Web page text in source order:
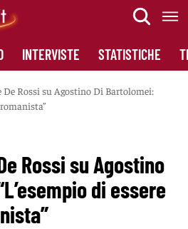
INTERVISTE STATISTICHE
De Rossi su Agostino Di Bartolomei:
Rossi su Agostino
di essere